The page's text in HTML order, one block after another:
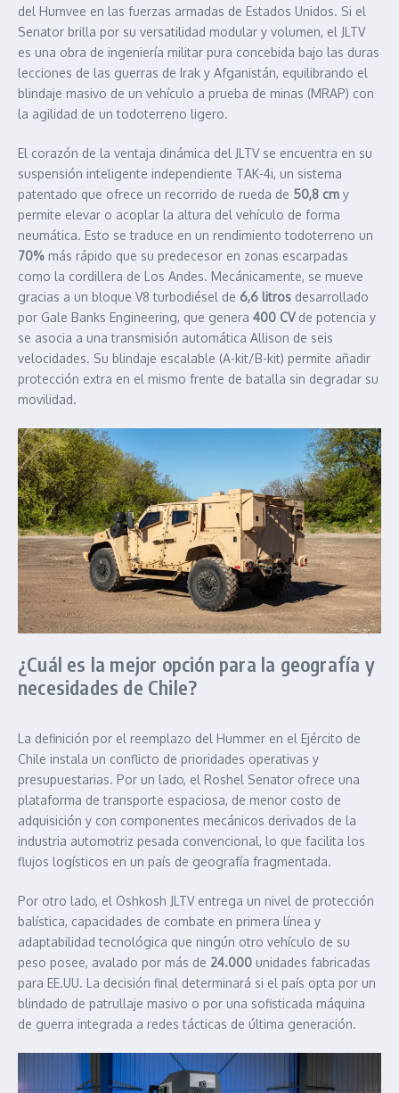
del Humvee en las fuerzas armadas de Estados Unidos. Si el
Senator brilla por su versatilidad modular y volumen, el JLTV
es una obra de ingeniería militar pura concebida bajo las duras
lecciones de las guerras de Irak y Afganistán, equilibrando el
blindaje masivo de un vehículo a prueba de minas (MRAP) con
la agilidad de un todoterreno ligero.
El corazón de la ventaja dinámica del JLTV se encuentra en su
suspensión inteligente independiente TAK-4i, un sistema
patentado que ofrece un recorrido de rueda de 50,8 cm y
permite elevar o acoplar la altura del vehículo de forma
neumática. Esto se traduce en un rendimiento todoterreno un
70% más rápido que su predecesor en zonas escarpadas
como la cordillera de Los Andes. Mecánicamente, se mueve
gracias a un bloque V8 turbodiésel de 6,6 litros desarrollado
por Gale Banks Engineering, que genera 400 CVde potencia y
se asocia a una transmisión automática Allison de seis
velocidades. Su blindaje escalable (A-kit/B-kit) permite añadir
protección extra en el mismo frente de batalla sin degradar su
movilidad.
¿Cuál es la mejor opción para la geografía y
necesidades de Chile?
La definición por el reemplazo del Hummer en el Ejército de
Chile instala un conflicto de prioridades operativas y
presupuestarias. Por un lado, el Roshel Senator ofrece una
plataforma de transporte espaciosa, de menor costo de
adquisición y con componentes mecánicos derivados de la
industria automotriz pesada convencional, lo que facilita los
flujos logísticos en un país de geografía fragmentada.
Por otro lado, el Oshkosh JLTV entrega un nivel de protección
balística, capacidades de combate en primera línea y
adaptabilidad tecnológica que ningún otro vehículo de su
peso posee, avalado por más de 24.000 unidades fabricadas
para EE.UU. La decisión final determinará si el país opta por un
blindado de patrullaje masivo o por una sofisticada máquina
de guerra integrada a redes tácticas de última generación.